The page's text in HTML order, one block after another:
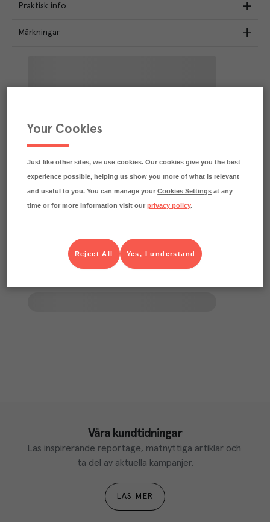
Praktisk info
Märkningar
Våra kundtidningar
Läs inspirerande reportage, matnyttiga artiklar och
ta del av aktuella kampanjer.
LÄS MER
Your Cookies
Just like other sites, we use cookies. Our cookies give you the best
experience possible, helping us show you more of what is relevant
and useful to you. You can manage yourCookies Settings at any
time or for more information visit ourprivacy policy.
Yes, I understand
Reject All